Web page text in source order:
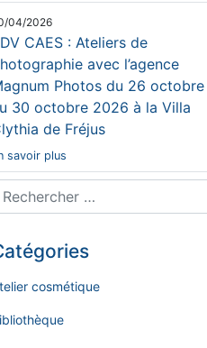
04/2026
CAES : Ateliers de
avec l’agence
Photos du 26 octobre
30 octobre 2026 à la Villa
de Fréjus
savoir plus
cosmétique